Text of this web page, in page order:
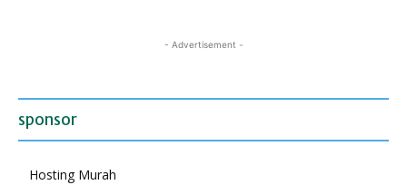
- Advertisement -
sponsor
Hosting Murah